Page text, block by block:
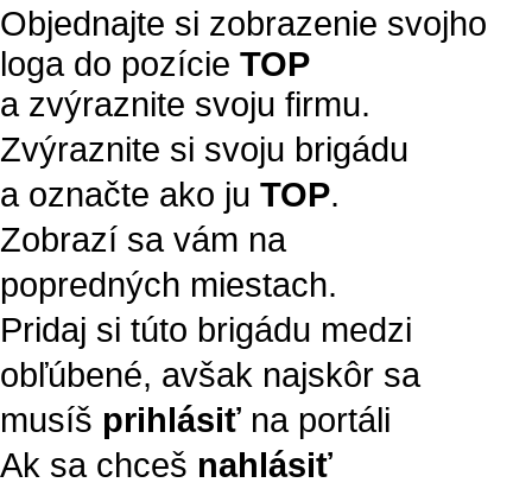
Objednajte si zobrazenie svojho
loga do pozície TOP
a zvýraznite svoju firmu.
Zvýraznite si svoju brigádu
a označte ako ju TOP.
Zobrazí sa vám na
popredných miestach.
Pridaj si túto brigádu medzi
obľúbené, avšak najskôr sa
musíš prihlásiť na portáli
Ak sa chceš nahlásiť